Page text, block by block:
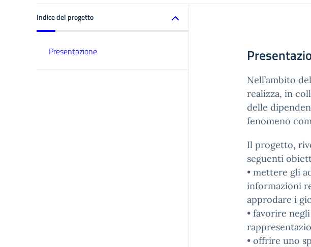
Indice del progetto
Presentazione
Nell’ambito
realizza, in
delle
fenomeno
Il progetto,
seguenti
• mettere gli
informazioni
approdare i
• favorire
• offrire uno